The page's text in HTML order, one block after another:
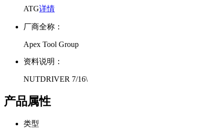
ATG详情
厂商全称：
Apex Tool Group
资料说明：
NUTDRIVER 7/16\
产品属性
类型